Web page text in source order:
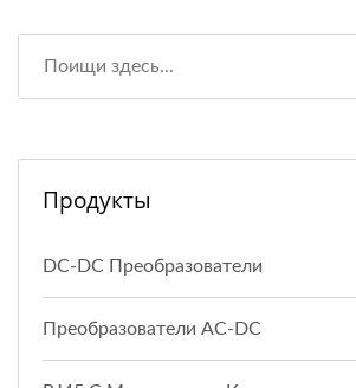
Продукты
DC-DC Преобразователи
Преобразователи AC-DC